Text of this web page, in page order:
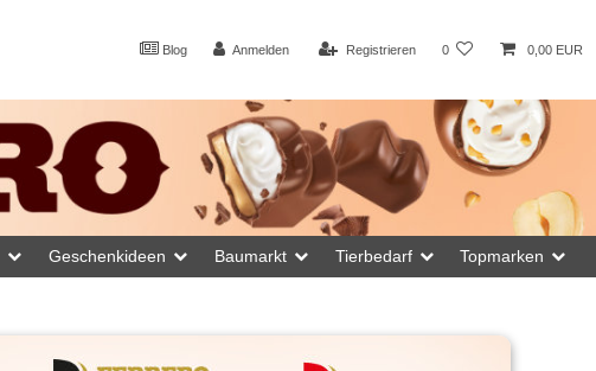
Blog Anmelden Registrieren 0 0,00 EUR
Geschenkideen Baumarkt Tierbedarf Topmarken